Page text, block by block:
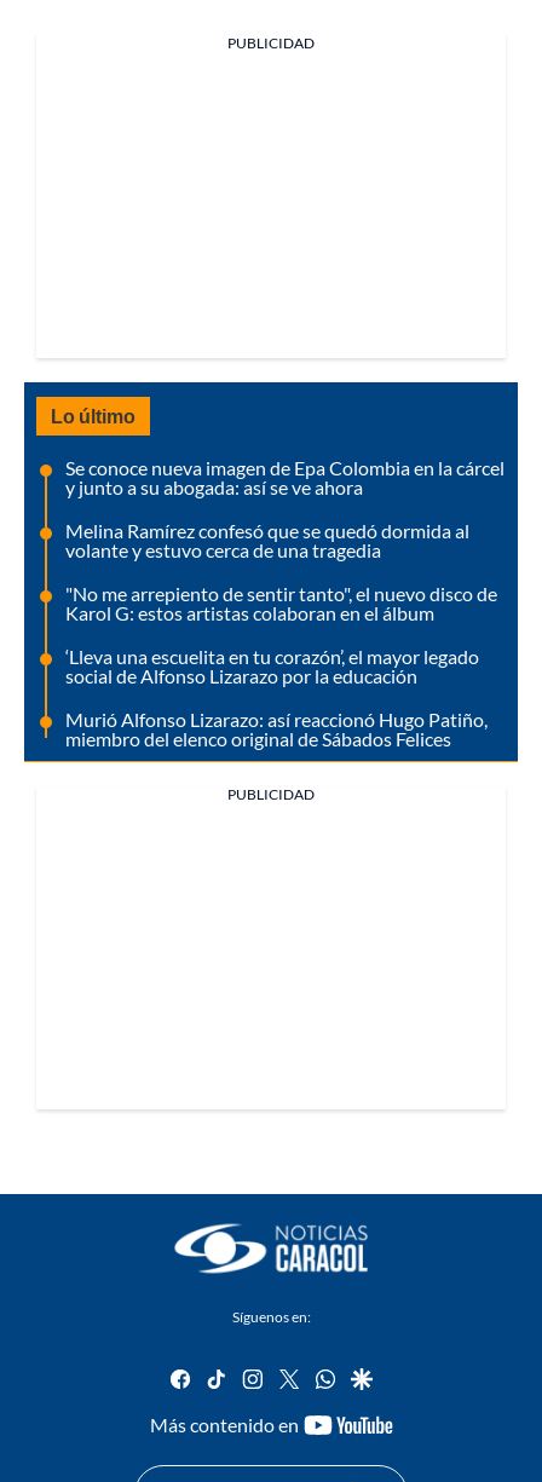
PUBLICIDAD
Lo último
Se conoce nueva imagen de Epa Colombia en la cárcel
y junto a su abogada: así se ve ahora
Melina Ramírez confesó que se quedó dormida al
volante y estuvo cerca de una tragedia
"No me arrepiento de sentir tanto", el nuevo disco de
Karol G: estos artistas colaboran en el álbum
‘Lleva una escuelita en tu corazón’, el mayor legado
social de Alfonso Lizarazo por la educación
Murió Alfonso Lizarazo: así reaccionó Hugo Patiño,
miembro del elenco original de Sábados Felices
PUBLICIDAD
Síguenos en:
facebook
tiktok instagram
twitterwhatsapp
google
Más contenido en
youtube-